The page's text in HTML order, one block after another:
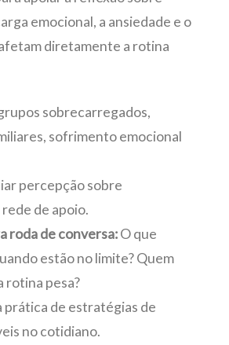
emocional, a ansiedade e o
diretamente a rotina
sobrecarregados,
sofrimento emocional
percepção sobre
de apoio.
roda de conversa:O que
estão no limite? Quem
rotina pesa?
prática de estratégias de
no cotidiano.